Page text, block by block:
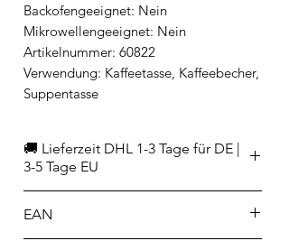
Backofengeeignet: Nein
Mikrowellengeeignet: Nein
Artikelnummer: 60822
Verwendung: Kaffeetasse, Kaffeebecher,
Suppentasse
🚚 Lieferzeit DHL 1-3 Tage für DE |
3-5 Tage EU
EAN